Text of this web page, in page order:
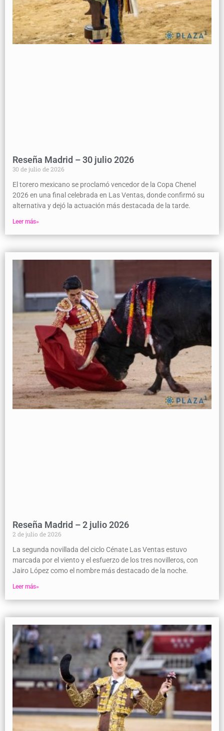
Reseña Madrid – 30 julio 2026
30 de julio de 2026
El torero mexicano se proclamó vencedor de la Copa Chenel
2026 en una final celebrada en Las Ventas, donde confirmó su
alternativa y dejó la actuación más destacada de la tarde.
Leer más»
Reseña Madrid – 2 julio 2026
2 de julio de 2026
La segunda novillada del ciclo Cénate Las Ventas estuvo
marcada por el viento y el esfuerzo de los tres novilleros, con
Jairo López como el nombre más destacado de la noche.
Leer más»